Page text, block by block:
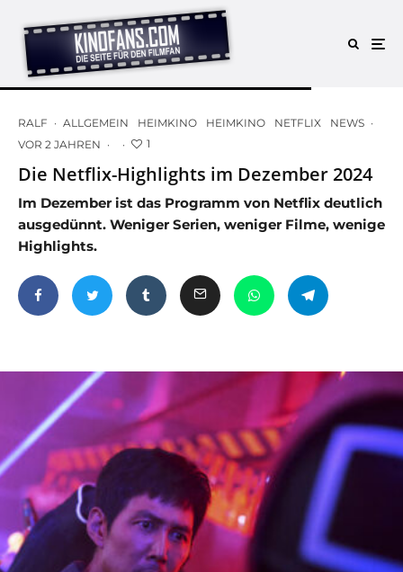
RALF · ALLGEMEIN HEIMKINO HEIMKINO NETFLIX NEWS ·
VOR 2 JAHREN · · 1
Die Netflix-Highlights im Dezember 2024
Im Dezember ist das Programm von Netflix deutlich
ausgedünnt. Weniger Serien, weniger Filme, wenige
Highlights.